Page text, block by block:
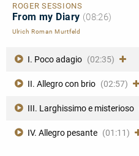
ROGER SESSIONS
From my Diary (08:26)
Ulrich Roman Murtfeld
I. Poco adagio (02:35)
II. Allegro con brio (02:57)
III. Larghissimo e misterioso
IV. Allegro pesante (01:11)